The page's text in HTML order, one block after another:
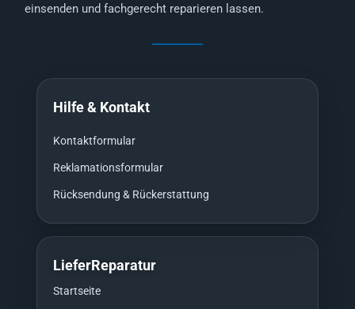
einsenden und fachgerecht reparieren lassen.
Hilfe & Kontakt
Kontaktformular
Reklamationsformular
Rücksendung & Rückerstattung
LieferReparatur
Startseite